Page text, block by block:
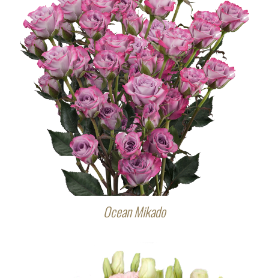
Ocean Mikado